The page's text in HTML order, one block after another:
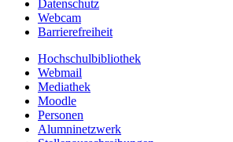
Datenschutz
Webcam
Barrierefreiheit
Hochschulbibliothek
Webmail
Mediathek
Moodle
Personen
Alumninetzwerk